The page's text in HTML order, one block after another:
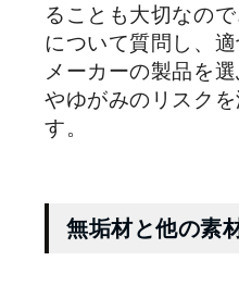
ることも大切なの
について質問し、
メーカーの製品を
やゆがみのリスク
す。
無垢材と他の素